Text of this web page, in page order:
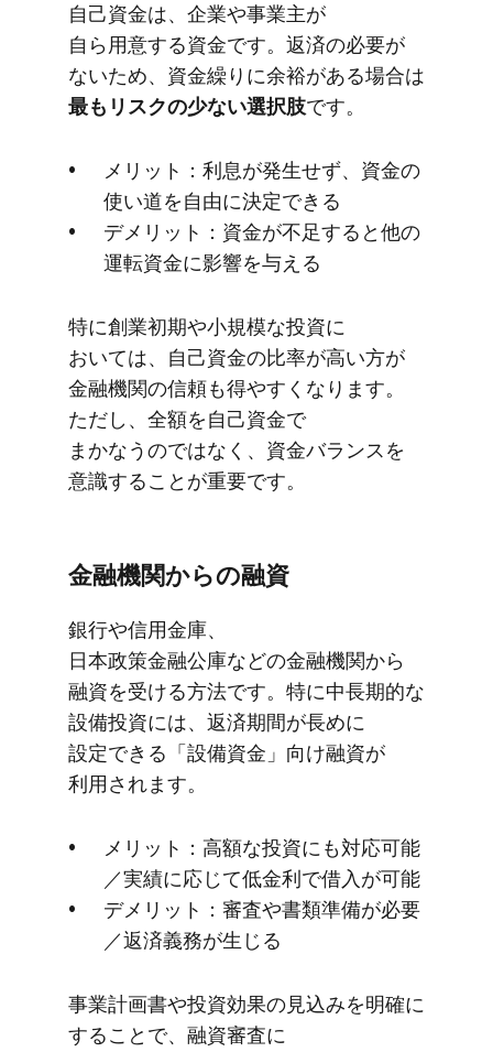
自己資金は、​企業や​事業主が​
自ら用意する​資金です。​返済の​必要が​
ないため、​資金繰りに​余裕が​ある​場合は
最も​リスクの​少ない​選択肢です。
メリット：利息が​発生せず、​資金の​
使い道を​自由に​決定できる
デメリット：資金が​不足すると​他の​
運転資金に​影響を​与える
特に​創業初期や​小規模な​投資に​
おいては、​自己資金の​比率が​高い方が​
金融機関の​信頼も​得やすくなります。​
ただし、​全額を​自己資金で​
まかなうのではなく、​資金バランスを​
意識する​ことが​重要です。
金融機関からの​融資
銀行や​信用金庫、​
日本政策金融公庫などの​金融機関から​
融資を​受ける​方​法です。​特に​中長期的な​
設備投資には、​返済期間が​長めに​
設定できる​「設備資金」​向け融資が​
利用されます。
メリット：高額な​投資にも​対応可能
／実績に​応じて​低金利で​借入が​可能
デメリット：審査や​書類準備が​必要
／返済義務が​生じる
事業計画書や投資効果の​見込みを​明確に​
する​ことで、​融資審査に​